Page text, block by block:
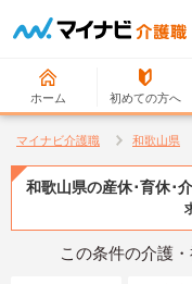
ホーム 初めての方へ
マイナビ介護職 和歌山県
和歌山県の産休･育休･
この条件の介護